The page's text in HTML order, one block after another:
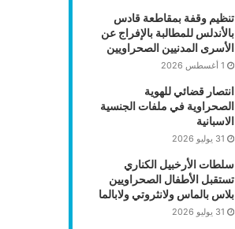
تنظيم وقفة بمقاطعة قادس
بالأندلس للمطالبة بالإفراج عن
الأسرى المدنيين الصحراويين
1 أغسطس 2026
انتصار قضائي للهوية
الصحراوية في ملفات الجنسية
الاسبانية
31 يوليو 2026
سلطات الأرخبيل الكناري
تستقبل الأطفال الصحراويين
بلاس بالماس ولانثروتي ولابالما
31 يوليو 2026